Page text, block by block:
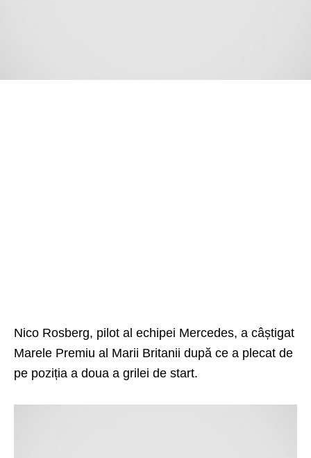
Nico Rosberg, pilot al echipei Mercedes, a câștigat
Marele Premiu al Marii Britanii după ce a plecat de
pe poziția a doua a grilei de start.